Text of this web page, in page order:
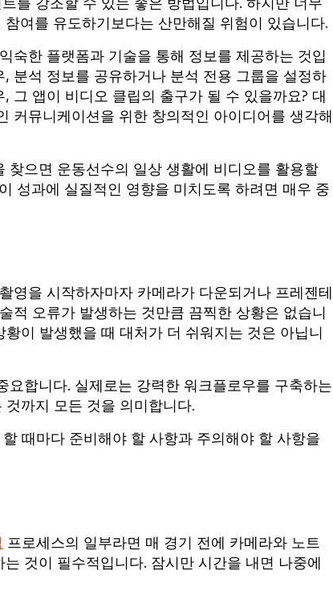
를 강조할 수 있는 좋은 방법입니다. 하지만 너무
여를 유도하기보다는 산만해질 위험이 있습니다.
숙한 플랫폼과 기술을 통해 정보를 제공하는 것입
석 정보를 공유하거나 분석 전용 그룹을 설정하
그 앱이 비디오 클립의 출구가 될 수 있을까요? 대
커뮤니케이션을 위한 창의적인 아이디어를 생각해
찾으면 운동선수의 일상 생활에 비디오를 활용할
성과에 실질적인 영향을 미치도록 하려면 매우 중
영을 시작하자마자 카메라가 다운되거나 프레젠테
적 오류가 발생하는 것만큼 끔찍한 상황은 없습니
이 발생했을 때 대처가 더 쉬워지는 것은 아닙니
합니다. 실제로는 강력한 워크플로우를 구축하는
까지 모든 것을 의미합니다.
때마다 준비해야 할 사항과 주의해야 할 사항을
프로세스의 일부라면 매 경기 전에 카메라와 노트
것이 필수적입니다. 잠시만 시간을 내면 나중에